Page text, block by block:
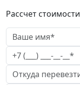
Рассчет стоимости